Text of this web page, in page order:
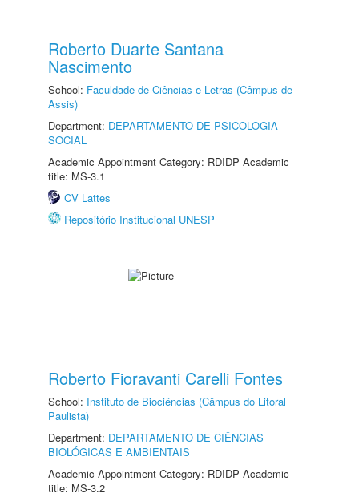
Roberto Duarte Santana
Nascimento
School: Faculdade de Ciências e Letras (Câmpus de
Assis)
Department: DEPARTAMENTO DE PSICOLOGIA
SOCIAL
Academic Appointment Category: RDIDP Academic
title: MS-3.1
CV Lattes
Repositório Institucional UNESP
Roberto Fioravanti Carelli Fontes
School: Instituto de Biociências (Câmpus do Litoral
Paulista)
Department: DEPARTAMENTO DE CIÊNCIAS
BIOLÓGICAS E AMBIENTAIS
Academic Appointment Category: RDIDP Academic
title: MS-3.2